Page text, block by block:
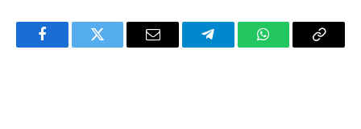
FacebookTwitter Email TelegramWhatsAppCopy